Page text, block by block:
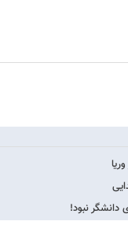
دانشگر نبود!